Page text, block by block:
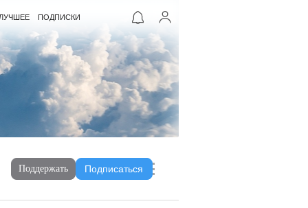
ПОДПИСКИ
Поддержать Подписаться